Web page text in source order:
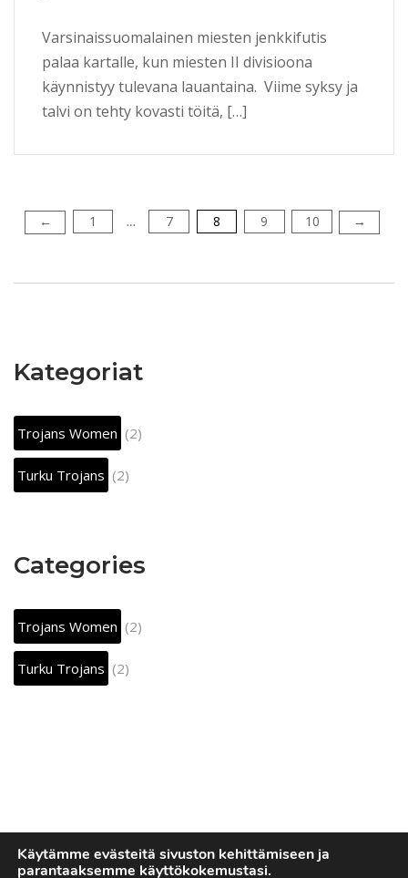
Varsinaissuomalainen miesten jenkkifutis
palaa kartalle, kun miesten II divisioona
käynnistyy tulevana lauantaina. Viime syksy ja
talvi on tehty kovasti töitä, […]
Artikkelien
← 1 … 7 8 9 10 →
Kategoriat
Trojans Women (2)
Turku Trojans (2)
Categories
Trojans Women (2)
Turku Trojans (2)
Käytämme evästeitä sivuston kehittämiseen ja
parantaaksemme käyttökokemustasi.